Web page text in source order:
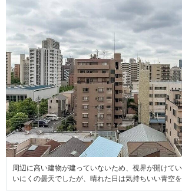
周辺に高い建物が建っていないため、視界が開けて
いにくの曇天でしたが、晴れた日は気持ちいい青空